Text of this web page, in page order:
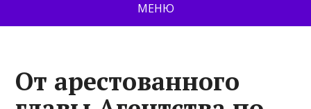
МЕНЮ
От арестованного